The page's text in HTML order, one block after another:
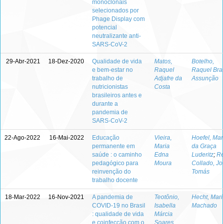
monoclonais
selecionados por
Phage Display com
potencial
neutralizante anti-
SARS-CoV-2
29-Abr-2021 18-Dez-2020
Qualidade de vida
e bem-estar no
trabalho de
nutricionistas
brasileiros antes e
durante a
pandemia de
SARS-CoV-2
Matos,
Raquel
Adjafre da
Costa
Botelho,
Raquel
Assunção
22-Ago-2022 16-Mai-2022
Educação
permanente em
saúde : o caminho
pedagógico para
reinvenção do
trabalho docente
Vieira,
Maria
Edna
Moura
Hoefel,
da Graça
Luderitz;
Collado,
Tomás
18-Mar-2022 16-Nov-2021
A pandemia de
COVID-19 no Brasil
: qualidade de vida
e coinfecção com o
Teotônio,
Isabella
Márcia
Soares
Hecht,
Machado